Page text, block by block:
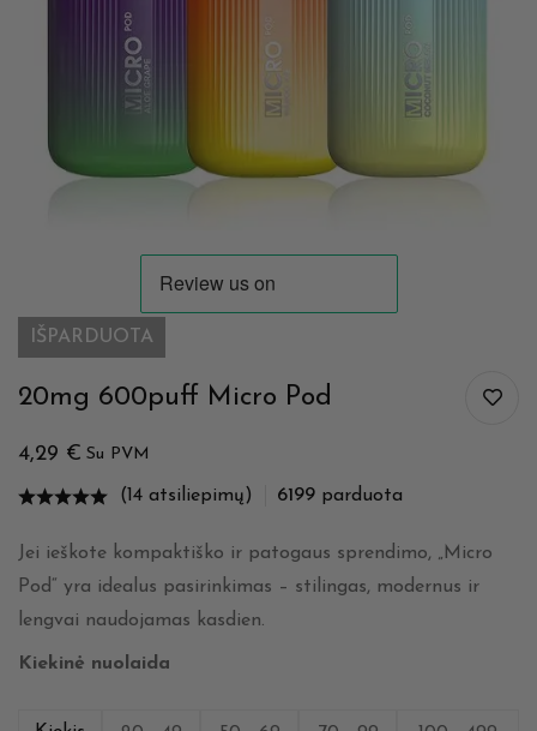
IŠPARDUOTA
20mg 600puff Micro Pod
4,29 € Su PVM
(14 atsiliepimų) 6199 parduota
Jei ieškote kompaktiško ir patogaus sprendimo, „Micro
Pod“ yra idealus pasirinkimas – stilingas, modernus ir
lengvai naudojamas kasdien.
Kiekinė nuolaida